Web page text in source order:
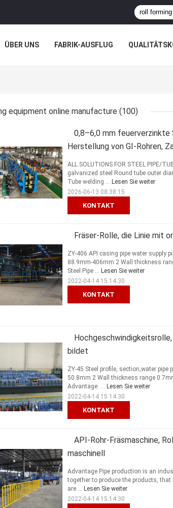
ÜBER UNS FABRIK-AUSFLUG
equipment online manufacture (100)
0,8–6,0 mm feuerverzinkte
Herstellung von GI-Rohren,
KONTAKT
ALL SOLUTIONS FOR STEEL PIPE/
galvanized steel Round tube outer
Tube welding ... Lesen Sie weiter
2026-06-13 08:38:15
Fräser-Rolle, die Linie mit
KONTAKT
ZY-406 API casing pipe water supply
88.9mm-406mm 2 Wall thickness
Steel Pipe ... Lesen Sie weiter
2022-04-14 15:14:30
bildet
KONTAKT
ZY-45 Steel profile, section,water
50.8mm 2 Wall thickness range
Advantage: ... Lesen Sie weiter
2022-04-14 15:14:30
API-Rohr-Fräsmaschine,
maschinell
Advantage Pipe production is an
together to produce the products,
are ... Lesen Sie weiter
2022-04-14 15:14:30